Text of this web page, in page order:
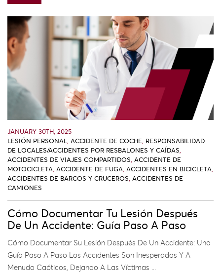
JANUARY 30TH, 2025
LESIÓN PERSONAL, ACCIDENTE DE COCHE, RESPONSABILIDAD
DE LOCALES/ACCIDENTES POR RESBALONES Y CAÍDAS,
ACCIDENTES DE VIAJES COMPARTIDOS, ACCIDENTE DE
MOTOCICLETA, ACCIDENTE DE FUGA, ACCIDENTES EN BICICLETA,
ACCIDENTES DE BARCOS Y CRUCEROS, ACCIDENTES DE
CAMIONES
Cómo Documentar Tu Lesión Después
De Un Accidente: Guía Paso A Paso
Cómo Documentar Su Lesión Después De Un Accidente: Una
Guía Paso A Paso Los Accidentes Son Inesperados Y A
Menudo Caóticos, Dejando A Las Víctimas ...